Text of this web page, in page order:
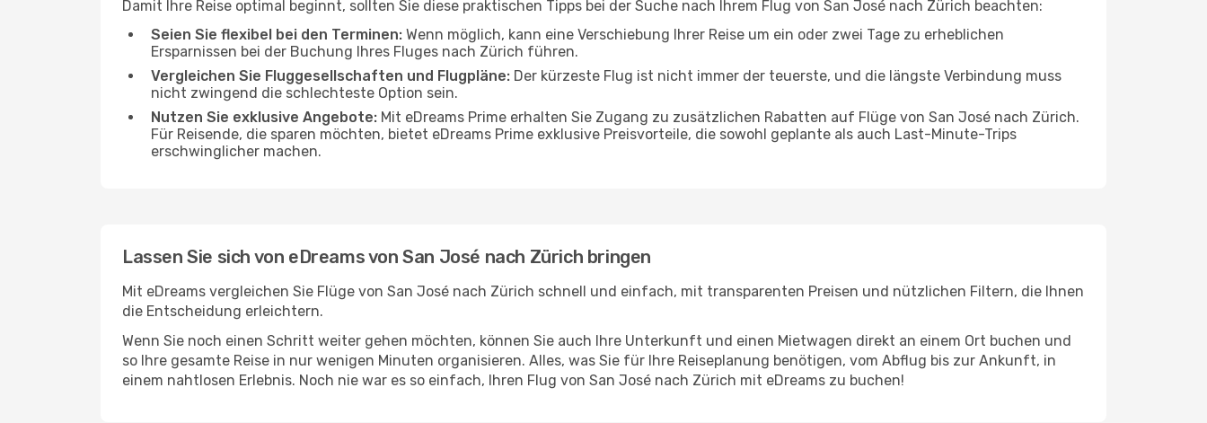
Damit Ihre Reise optimal beginnt, sollten Sie diese praktischen Tipps bei der Suche nach Ihrem Flug von San José nach Zürich beachten:
Seien Sie flexibel bei den Terminen: Wenn möglich, kann eine Verschiebung Ihrer Reise um ein oder zwei Tage zu erheblichen
Ersparnissen bei der Buchung Ihres Fluges nach Zürich führen.
Vergleichen Sie Fluggesellschaften und Flugpläne: Der kürzeste Flug ist nicht immer der teuerste, und die längste Verbindung muss
nicht zwingend die schlechteste Option sein.
Nutzen Sie exklusive Angebote: Mit eDreams Prime erhalten Sie Zugang zu zusätzlichen Rabatten auf Flüge von San José nach Zürich.
Für Reisende, die sparen möchten, bietet eDreams Prime exklusive Preisvorteile, die sowohl geplante als auch Last-Minute-Trips
erschwinglicher machen.
Lassen Sie sich von eDreams von San José nach Zürich bringen
Mit eDreams vergleichen Sie Flüge von San José nach Zürich schnell und einfach, mit transparenten Preisen und nützlichen Filtern, die Ihnen
die Entscheidung erleichtern.
Wenn Sie noch einen Schritt weiter gehen möchten, können Sie auch Ihre Unterkunft und einen Mietwagen direkt an einem Ort buchen und
so Ihre gesamte Reise in nur wenigen Minuten organisieren. Alles, was Sie für Ihre Reiseplanung benötigen, vom Abflug bis zur Ankunft, in
einem nahtlosen Erlebnis. Noch nie war es so einfach, Ihren Flug von San José nach Zürich mit eDreams zu buchen!